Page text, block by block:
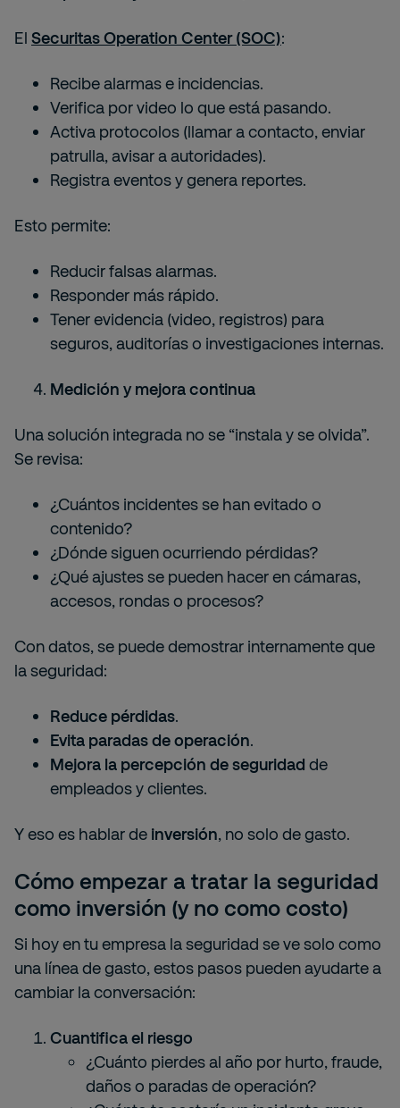
El Securitas Operation Center (SOC):
Recibe alarmas e incidencias.
Verifica por video lo que está pasando.
Activa protocolos (llamar a contacto, enviar
patrulla, avisar a autoridades).
Registra eventos y genera reportes.
Esto permite:
Reducir falsas alarmas.
Responder más rápido.
Tener evidencia (video, registros) para
seguros, auditorías o investigaciones internas.
Medición y mejora continua
Una solución integrada no se “instala y se olvida”.
Se revisa:
¿Cuántos incidentes se han evitado o
contenido?
¿Dónde siguen ocurriendo pérdidas?
¿Qué ajustes se pueden hacer en cámaras,
accesos, rondas o procesos?
Con datos, se puede demostrar internamente que
la seguridad:
Reduce pérdidas.
Evita paradas de operación.
Mejora la percepción de seguridad de
empleados y clientes.
Y eso es hablar de inversión, no solo de gasto.
Cómo empezar a tratar la seguridad
como inversión (y no como costo)
Si hoy en tu empresa la seguridad se ve solo como
una línea de gasto, estos pasos pueden ayudarte a
cambiar la conversación:
Cuantifica el riesgo
¿Cuánto pierdes al año por hurto, fraude,
daños o paradas de operación?